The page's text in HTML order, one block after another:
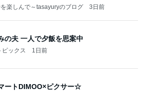
楽しんで～tasayuryのブログ 3日前
の夫 一人で夕飯を思案中
ピックス 1日前
ートDIMOO×ピクサー☆